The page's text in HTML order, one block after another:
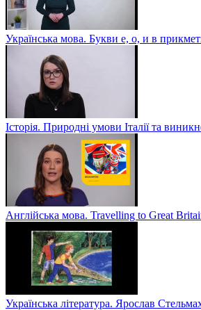
Українська мова. Букви е, о, и в
Історія. Природні умови Італії та
Англійська мова. Travelling to Great
Українська література. Ярослав